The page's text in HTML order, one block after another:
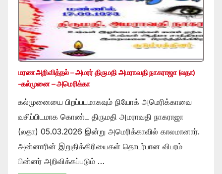
மரண அறிவித்தல் – அமரர் திருமதி அமராவதி நாகராஜா (லதா)
-கல்முனை – அமெரிக்கா
கல்முனையை பிறப்படமாகவும் நியோக் அமெரிக்காவை
வசிப்பிடமாக கொண்ட திருமதி அமராவதி நாகராஜா
(லதா) 05.03.2026 இன்று அமெரிக்காவில் காலமானார்.
அன்னாரின் இறுதிக்கிரியைகள் தொடர்பான விபரம்
பின்னர் அறிவிக்கப்படும் …